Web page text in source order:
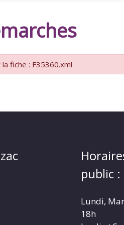
fiche : F35360.xml
public :
Lundi,
18h